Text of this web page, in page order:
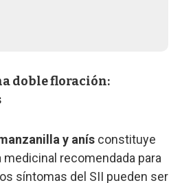
doble floración:
y anís constituye
medicinal recomendada para
síntomas del SII pueden ser